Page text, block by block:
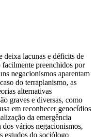
deixa lacunas e déficits de
facilmente preenchidos por
negacionismos aparentam
do terraplanismo, as
alternativas
graves e diversas, como
em reconhecer genocídios
da emergência
vários negacionismos,
estudos do sociólogo